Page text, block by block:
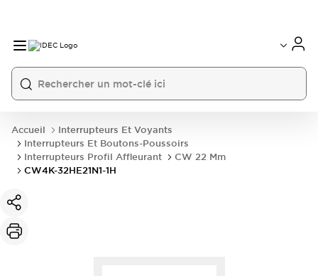
Accueil
Interrupteurs Et Voyants
Interrupteurs Et Boutons-Poussoirs
Interrupteurs Profil Affleurant
CW 22 Mm
CW4K-32HE21N1-1H